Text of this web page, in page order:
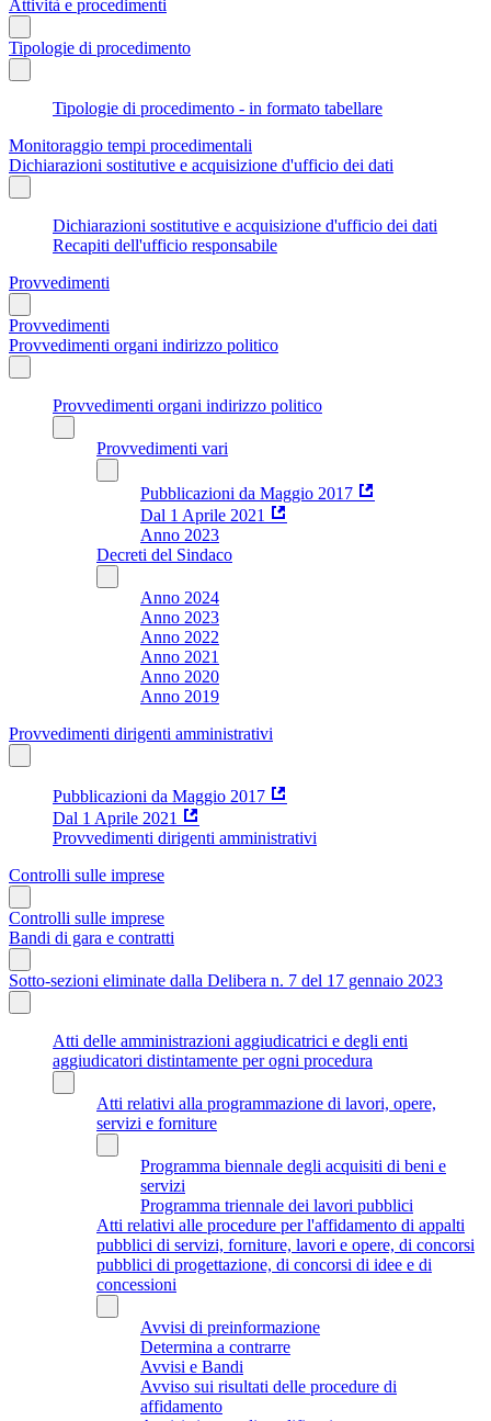
Attività e procedimenti
Tipologie di procedimento
Tipologie di procedimento - in formato tabellare
Monitoraggio tempi procedimentali
Dichiarazioni sostitutive e acquisizione d'ufficio dei dati
Dichiarazioni sostitutive e acquisizione d'ufficio dei dati
Recapiti dell'ufficio responsabile
Provvedimenti
Provvedimenti
Provvedimenti organi indirizzo politico
Provvedimenti organi indirizzo politico
Provvedimenti vari
Pubblicazioni da Maggio 2017
Dal 1 Aprile 2021
Anno 2023
Decreti del Sindaco
Anno 2024
Anno 2023
Anno 2022
Anno 2021
Anno 2020
Anno 2019
Provvedimenti dirigenti amministrativi
Pubblicazioni da Maggio 2017
Dal 1 Aprile 2021
Provvedimenti dirigenti amministrativi
Controlli sulle imprese
Controlli sulle imprese
Bandi di gara e contratti
Sotto-sezioni eliminate dalla Delibera n. 7 del 17 gennaio 2023
Atti delle amministrazioni aggiudicatrici e degli enti
aggiudicatori distintamente per ogni procedura
Atti relativi alla programmazione di lavori, opere,
servizi e forniture
Programma biennale degli acquisiti di beni e
servizi
Programma triennale dei lavori pubblici
Atti relativi alle procedure per l'affidamento di appalti
pubblici di servizi, forniture, lavori e opere, di concorsi
pubblici di progettazione, di concorsi di idee e di
concessioni
Avvisi di preinformazione
Determina a contrarre
Avvisi e Bandi
Avviso sui risultati delle procedure di
affidamento